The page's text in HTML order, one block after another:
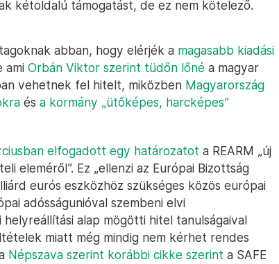
kétoldalú támogatást, de ez nem kötelező.
abban, hogy elérjék a magasabb kiadási
ami Orbán Viktor szerint tüdőn lőné a magyar
vehetnek fel hitelt, miközben Magyarország
és a kormány „ütőképes, harcképes”
elfogadott egy határozatot a REARM „új
eleméről”. Ez „ellenzi az Európai Bizottság
eurós eszközhöz szükséges közös európai
adósságunióval szembeni elvi
alap mögötti hitel tanulságaival
miatt még mindig nem kérhet rendes
Népszava szerint korábbi cikke szerint a SAFE